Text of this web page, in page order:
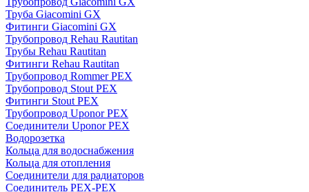
Труба Giacomini GX
Фитинги Giacomini GX
Трубопровод Rehau Rautitan
Трубы Rehau Rautitan
Фитинги Rehau Rautitan
Трубопровод Rommer PEX
Трубопровод Stout PEX
Фитинги Stout PEX
Трубопровод Uponor PEX
Соединители Uponor PEX
Водорозетка
Кольца для водоснабжения
Кольца для отопления
Соединители для радиаторов
Соединитель PEX-PEX